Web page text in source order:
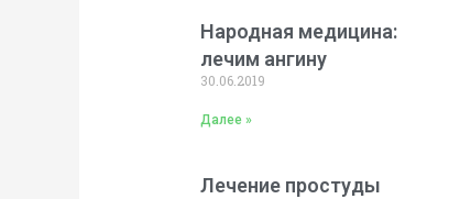
Народная медицина:
лечим ангину
30.06.2019
Далее »
Лечение простуды